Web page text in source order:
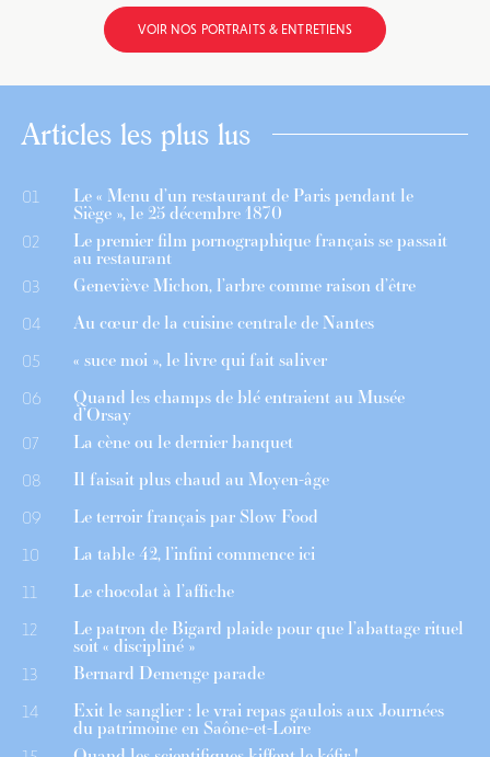
VOIR NOS PORTRAITS & ENTRETIENS
Articles les plus lus
01 Le « Menu d’un restaurant de Paris pendant le
Siège », le 25 décembre 1870
02 Le premier film pornographique français se passait
au restaurant
03 Geneviève Michon, l’arbre comme raison d’être
04 Au cœur de la cuisine centrale de Nantes
05 « suce moi », le livre qui fait saliver
06 Quand les champs de blé entraient au Musée
d’Orsay
07 La cène ou le dernier banquet
08 Il faisait plus chaud au Moyen-âge
09 Le terroir français par Slow Food
10 La table 42, l’infini commence ici
11 Le chocolat à l’affiche
12 Le patron de Bigard plaide pour que l’abattage rituel
soit « discipliné »
13 Bernard Demenge parade
14 Exit le sanglier : le vrai repas gaulois aux Journées
du patrimoine en Saône-et-Loire